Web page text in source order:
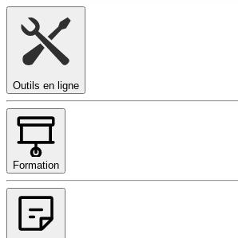
Outils en ligne
Formation